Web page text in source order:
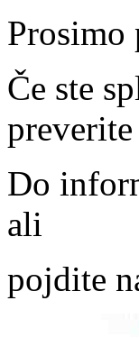
Prosimo
Če ste
Do
ali
pojdite